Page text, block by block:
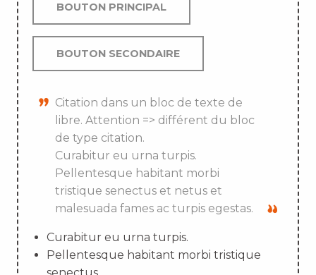
BOUTON PRINCIPAL
BOUTON SECONDAIRE
Citation dans un bloc de texte de
libre. Attention => différent du bloc
de type citation.
Curabitur eu urna turpis.
Pellentesque habitant morbi
tristique senectus et netus et
malesuada fames ac turpis egestas.
Curabitur eu urna turpis.
Pellentesque habitant morbi tristique